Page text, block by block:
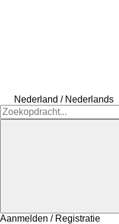
Nederland / Nederlands
Aanmelden / Registratie